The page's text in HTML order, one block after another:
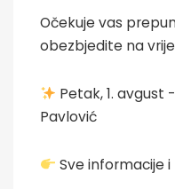
Očekuje vas
obezbjedite na
Petak, 1. avgust
Pavlović
Sve informacije